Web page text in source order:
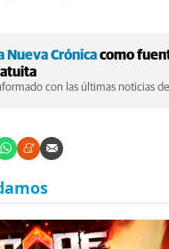
Nueva Crónicacomo
con las últimas noticias